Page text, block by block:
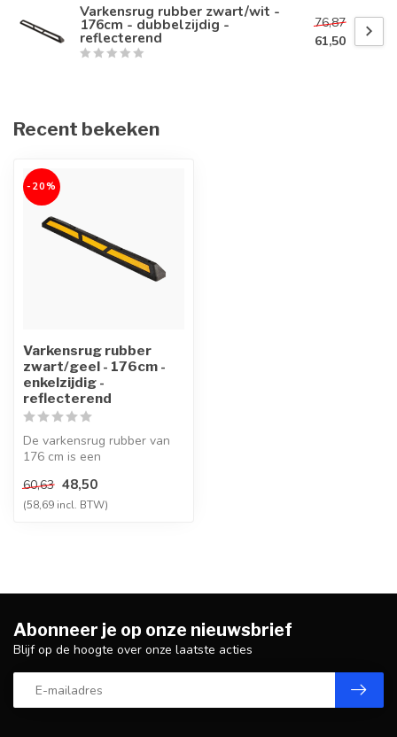
Varkensrug rubber zwart/wit -
176cm - dubbelzijdig -
reflecterend
76,87
61,50
Recent bekeken
-20%
Varkensrug rubber
zwart/geel - 176cm -
enkelzijdig -
reflecterend
De varkensrug rubber van
176 cm is een
voor parkeermogeli...
60,63 48,50
(58,69 incl. BTW)
Abonneer je op onze nieuwsbrief
Blijf op de hoogte over onze laatste acties